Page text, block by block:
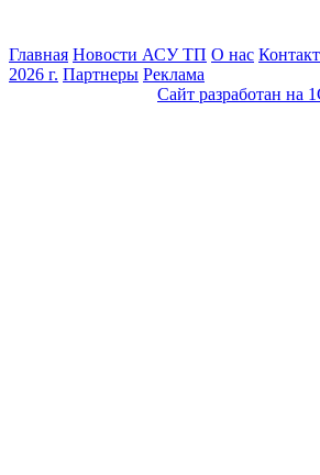
Главная Новости АСУ ТП О нас
2026 г. Партнеры Реклама
Сайт разработан на